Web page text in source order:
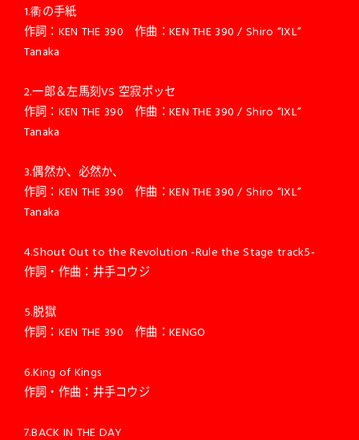
1.衢の手紙
作詞：KEN THE 390 作曲：KEN THE 390 / Shiro “IXL”
Tanaka
2.一郎＆左馬刻VS 空寂ポッセ
作詞：KEN THE 390 作曲：KEN THE 390 / Shiro “IXL”
Tanaka
3.偶然か、必然か、
作詞：KEN THE 390 作曲：KEN THE 390 / Shiro “IXL”
Tanaka
4.Shout Out to the Revolution -Rule the Stage track5-
作詞・作曲：井手コウジ
5.脱獄
作詞：KEN THE 390 作曲：KENGO
6.King of Kings
作詞・作曲：井手コウジ
7.BACK IN THE DAY